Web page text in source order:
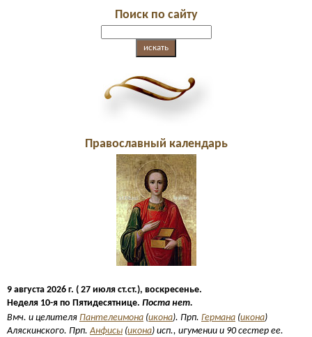
Поиск по сайту
Православный календарь
9 августа 2026 г. ( 27 июля ст.ст.), воскресенье.
Неделя 10-я по Пятидесятнице. Поста нет.
Вмч. и целителя Пантелеимона (икона). Прп. Германа (икона)
Аляскинского. Прп.Анфисы (икона) исп., игумении и 90 сестер ее.